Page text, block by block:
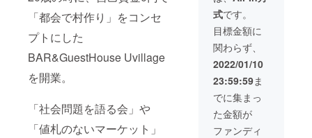
「都会で村作り」をコンセ
プトにした
BAR&GuestHouse Uvillage
を開業。
「社会問題を語る会」や
「値札のないマーケット」
し。）
式です。
目標金額に
関わらず、
2022/01/10
23:59:59ま
でに集まっ
た金額が
ファンディ